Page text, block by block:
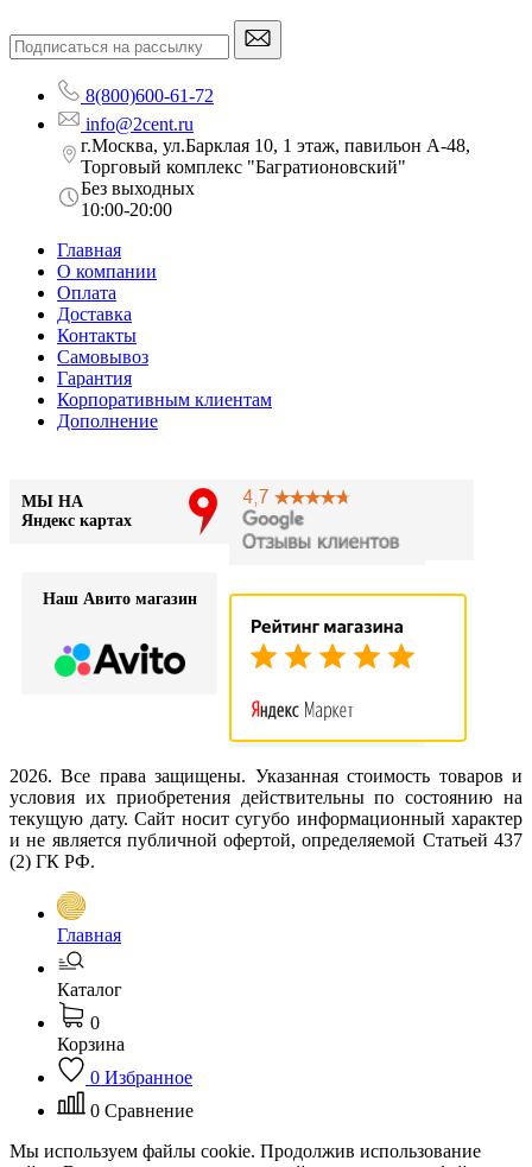
8(800)600-61-72
info@2cent.ru
г.Москва, ул.Барклая 10, 1 этаж, павильон А-48,
Торговый комплекс "Багратионовский"
Без выходных
10:00-20:00
Главная
О компании
Оплата
Доставка
Контакты
Самовывоз
Гарантия
Корпоративным клиентам
Дополнение
МЫ НА
Яндекс картах
Наш Авито магазин
2026. Все права защищены. Указанная стоимость товаров и
условия их приобретения действительны по состоянию на
текущую дату. Сайт носит сугубо информационный характер
и не является публичной офертой, определяемой Статьей 437
(2) ГК РФ.
Главная
Каталог
0
Корзина
0 Избранное
0 Сравнение
Мы используем файлы cookie. Продолжив использование